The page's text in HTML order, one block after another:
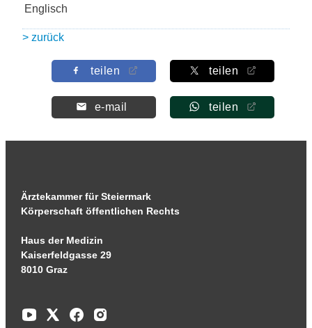
Englisch
> zurück
teilen teilen
e-mail teilen
Ärztekammer für Steiermark
Körperschaft öffentlichen Rechts
Haus der Medizin
Kaiserfeldgasse 29
8010 Graz